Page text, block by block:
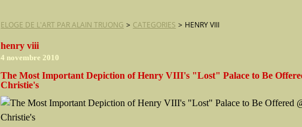
ELOGE DE L'ART PAR ALAIN TRUONG > CATEGORIES > HENRY VIII
henry viii
4 novembre 2010
The Most Important Depiction of Henry VIII's "Lost" Palace to Be
Christie's